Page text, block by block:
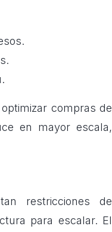
compras de
en mayor escala,
restricciones de
para escalar. El